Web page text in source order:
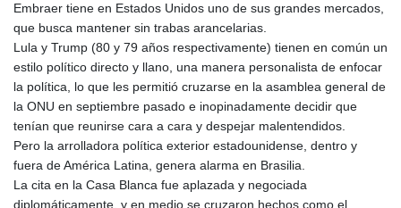
HKD 9.064594
HNL 30.884989
HRK 7.534375
HTG
150.666939
HUF
363.033032
IDR
20546.50216
ILS 3.468101
Embraer tiene en Estados Unidos uno de sus grandes mercados,
que busca mantener sin trabas arancelarias.
Lula y Trump (80 y 79 años respectivamente) tienen en común un
estilo político directo y llano, una manera personalista de enfocar
la política, lo que les permitió cruzarse en la asamblea general de
la ONU en septiembre pasado e inopinadamente decidir que
tenían que reunirse cara a cara y despejar malentendidos.
Pero la arrolladora política exterior estadounidense, dentro y
fuera de América Latina, genera alarma en Brasilia.
La cita en la Casa Blanca fue aplazada y negociada
diplomáticamente, y en medio se cruzaron hechos como el